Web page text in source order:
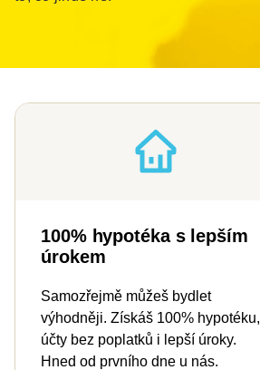
100% hypotéka s lepším
úrokem
Samozřejmě můžeš bydlet
výhodněji. Získáš 100% hypotéku,
účty bez poplatků i lepší úroky.
Hned od prvního dne u nás.